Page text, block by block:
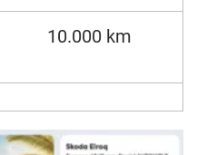
10.000 km